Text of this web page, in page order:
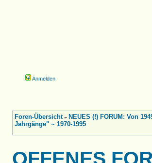
Anmelden
Foren-Übersicht» NEUES (!) FORUM: Von
Jahrgänge" ~ 1970-1995